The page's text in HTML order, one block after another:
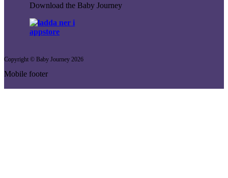
Download the Baby Journey
Copyright © Baby Journey 2026
Mobile footer